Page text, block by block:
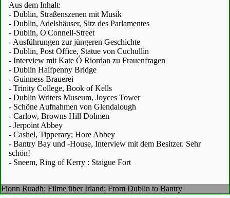
Aus dem Inhalt:
- Dublin, Straßenszenen mit Musik
- Dublin, Adelshäuser, Sitz des Parlamentes
- Dublin, O'Connell-Street
- Ausführungen zur jüngeren Geschichte
- Dublin, Post Office, Statue von Cuchullin
- Interview mit Kate Ó Riordan zu Frauenfragen
- Dublin Halfpenny Bridge
- Guinness Brauerei
- Trinity College, Book of Kells
- Dublin Writers Museum, Joyces Tower
- Schöne Aufnahmen von Glendalough
- Carlow, Browns Hill Dolmen
- Jerpoint Abbey
- Cashel, Tipperary; Hore Abbey
- Bantry Bay und -House, Interview mit dem Besitzer. Sehr
schön!
- Sneem, Ring of Kerry : Staigue Fort
Fionn Ruadh: Filme über Irland: From Dublin to Bantry